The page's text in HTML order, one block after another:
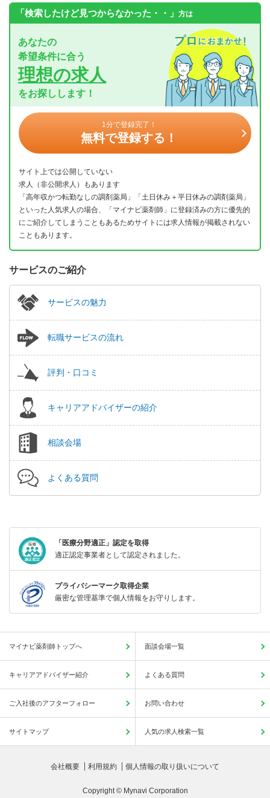
「検索したけど見つからなかった・・」 方は
あなたの
希望条件に合う
理想の求人
をお探しします！
1分で登録完了！
無料で登録する！
サイト上では公開していない
求人（非公開求人）もあります
「高年収かつ転勤なしの調剤薬局」「土日休み＋平日休みの調剤薬局」
といった人気求人の場合、「マイナビ薬剤師」に登録済みの方に優先的
にご紹介してしまうこともあるためサイトには求人情報が掲載されない
こともあります。
サービスのご紹介
サービスの魅力
転職サービスの流れ
評判・口コミ
キャリアアドバイザーの紹介
相談会場
よくある質問
「医療分野適正」認定を取得
適正認定事業者として認定されました。
プライバシーマーク取得企業
厳密な管理基準で個人情報をお守りします。
マイナビ薬剤師トップへ 面談会場一覧
キャリアアドバイザー紹介 よくある質問
ご入社後のアフターフォロー お問い合わせ
サイトマップ 人気の求人検索一覧
会社概要 利用規約 個人情報の取り扱いについて
Copyright © Mynavi Corporation